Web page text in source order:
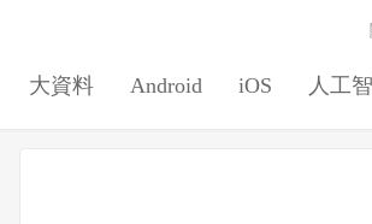
大資料 Android iOS 人工